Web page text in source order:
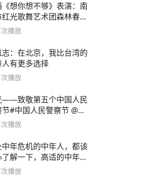
想你想不够》表演：南
红光歌舞艺术团森林春红
队。
次播放
：在北京，我比台湾的
人有更多选择
次播放
——致敬第五个中国人民
#中国人民警察节 @抖
助手
次播放
中年危机的中年人，都该
了解一下，高适的中年逆
路
次播放